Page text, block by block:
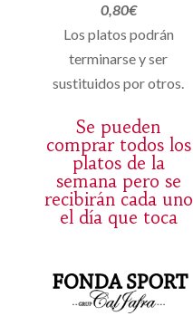
0,80€
Los platos podrán
terminarse y ser
sustituidos por otros.
Se pueden
comprar todos los
platos de la
semana pero se
recibirán cada uno
el día que toca